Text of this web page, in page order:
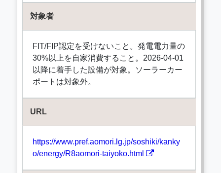
対象者
FIT/FIP認定を受けないこと。発電電力量の
30%以上を自家消費すること。2026-04-01
以降に着手した設備が対象。ソーラーカー
ポートは対象外。
URL
https://www.pref.aomori.lg.jp/soshiki/kanky
o/energy/R8aomori-taiyoko.html